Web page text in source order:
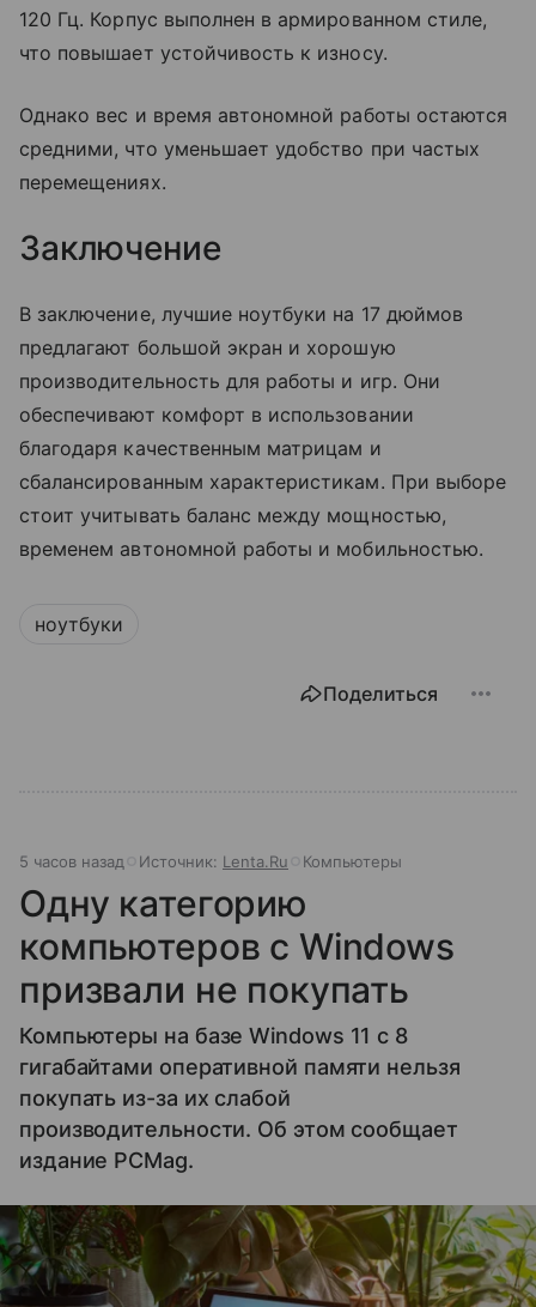
120 Гц. Корпус выполнен в армированном стиле,
что повышает устойчивость к износу.
Однако вес и время автономной работы остаются
средними, что уменьшает удобство при частых
перемещениях.
Заключение
В заключение, лучшие ноутбуки на 17 дюймов
предлагают большой экран и хорошую
производительность для работы и игр. Они
обеспечивают комфорт в использовании
благодаря качественным матрицам и
сбалансированным характеристикам. При выборе
стоит учитывать баланс между мощностью,
временем автономной работы и мобильностью.
ноутбуки
Поделиться
5 часов назад Источник: Lenta.Ru Компьютеры
Одну категорию
компьютеров с Windows
призвали не покупать
Компьютеры на базе Windows 11 c 8
гигабайтами оперативной памяти нельзя
покупать из-за их слабой
производительности. Об этом сообщает
издание PCMag.